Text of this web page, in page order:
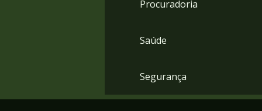
Procuradoria
Saúde
Segurança